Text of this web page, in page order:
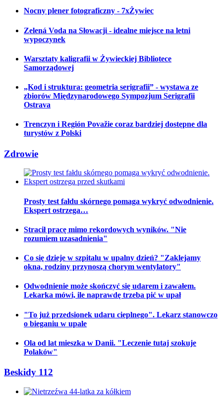
Nocny plener fotograficzny - 7xŻywiec
Zelená Voda na Słowacji - idealne miejsce na letni
wypoczynek
Warsztaty kaligrafii w Żywieckiej Bibliotece
Samorządowej
„Kod i struktura: geometria serigrafii” - wystawa ze
zbiorów Międzynarodowego Sympozjum Serigrafii
Ostrava
Trenczyn i Región Považie coraz bardziej dostępne dla
turystów z Polski
Zdrowie
Prosty test fałdu skórnego pomaga wykryć odwodnienie.
Ekspert ostrzega…
Stracił pracę mimo rekordowych wyników. "Nie
rozumiem uzasadnienia"
Co się dzieje w szpitalu w upalny dzień? "Zaklejamy
okna, rodziny przynoszą chorym wentylatory"
Odwodnienie może skończyć się udarem i zawałem.
Lekarka mówi, ile naprawdę trzeba pić w upał
"To już przedsionek udaru cieplnego". Lekarz stanowczo
o bieganiu w upale
Ola od lat mieszka w Danii. "Leczenie tutaj szokuje
Polaków"
Beskidy 112